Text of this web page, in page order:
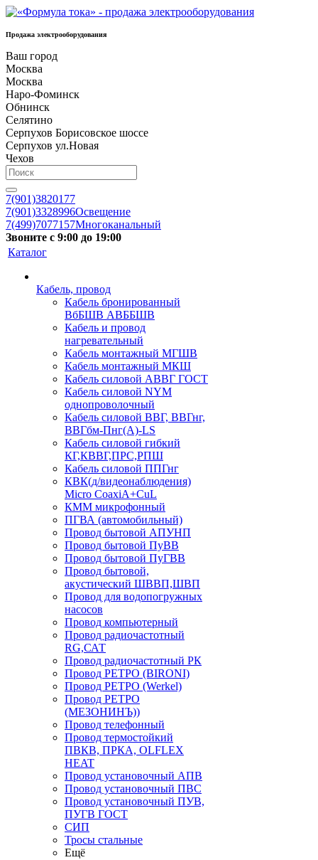
Продажа электрооборудования
Ваш город
Москва
Москва
Наро-Фоминск
Обнинск
Селятино
Серпухов Борисовское шоссе
Серпухов ул.Новая
Чехов
7(901)3820177
7(901)3328996Освещение
7(499)7077157Многоканальный
Звоните с 9:00 до 19:00
Каталог
Кабель, провод
Кабель бронированный
ВбБШВ АВББШВ
Кабель и провод
нагревательный
Кабель монтажный МГШВ
Кабель монтажный МКШ
Кабель силовой АВВГ ГОСТ
Кабель силовой NYM
однопроволочный
Кабель силовой ВВГ, ВВГнг,
ВВГбм-Пнг(А)-LS
Кабель силовой гибкий
КГ,КВВГ,ПРС,РПШ
Кабель силовой ППГнг
КВК(д/видеонаблюдения)
Micro CoaxiA+CuL
КММ микрофонный
ПГВА (автомобильный)
Провод бытовой АПУНП
Провод бытовой ПуВВ
Провод бытовой ПуГВВ
Провод бытовой,
акустический ШВВП,ШВП
Провод для водопогружных
насосов
Провод компьютерный
Провод радиочастотный
RG,САТ
Провод радиочастотный РК
Провод РЕТРО (BIRONI)
Провод РЕТРО (Werkel)
Провод РЕТРО
(МЕЗОНИНЪ))
Провод телефонный
Провод термостойкий
ПВКВ, ПРКА, OLFLEX
HEAT
Провод установочный АПВ
Провод установочный ПВС
Провод установочный ПУВ,
ПУГВ ГОСТ
СИП
Тросы стальные
Ещё